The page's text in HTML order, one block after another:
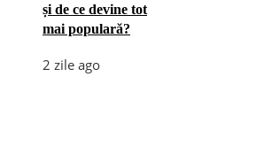
și de ce devine tot
mai populară?
2 zile ago